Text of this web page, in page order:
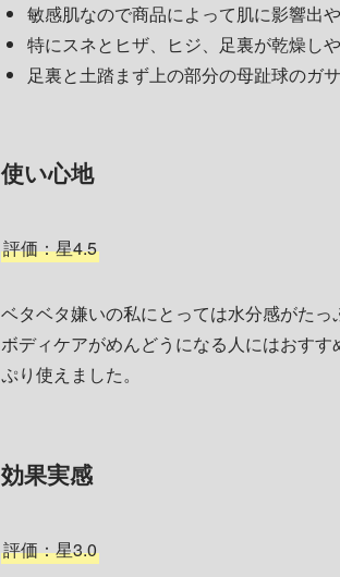
敏感肌なので商品によって肌に影響出
特にスネとヒザ、ヒジ、足裏が乾燥し
足裏と土踏まず上の部分の母趾球のガ
使い心地
評価：星4.5
ベタベタ嫌いの私にとっては水分感がた
ボディケアがめんどうになる人にはおす
ぷり使えました。
効果実感
評価：星3.0